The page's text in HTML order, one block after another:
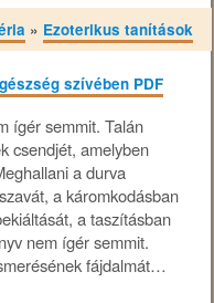
» Ezoterikus tanítások
ígér semmit. Talán
csendjét, amelyben
a durva
a káromkodásban
a taszításban
nem ígér semmit.
fájdalmát…